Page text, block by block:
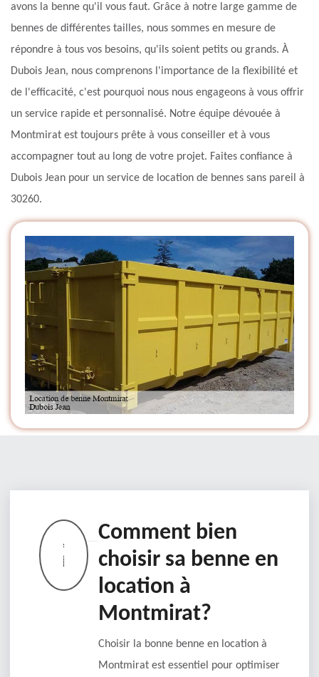
avons la benne qu'il vous faut. Grâce à notre large gamme de
bennes de différentes tailles, nous sommes en mesure de
répondre à tous vos besoins, qu'ils soient petits ou grands. À
Dubois Jean, nous comprenons l'importance de la flexibilité et
de l'efficacité, c'est pourquoi nous nous engageons à vous offrir
un service rapide et personnalisé. Notre équipe dévouée à
Montmirat est toujours prête à vous conseiller et à vous
accompagner tout au long de votre projet. Faites confiance à
Dubois Jean pour un service de location de bennes sans pareil à
30260.
Comment bien
choisir sa benne en
location à
Montmirat?
Choisir la bonne benne en location à
Montmirat est essentiel pour optimiser